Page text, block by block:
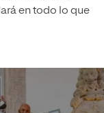
en todo lo que